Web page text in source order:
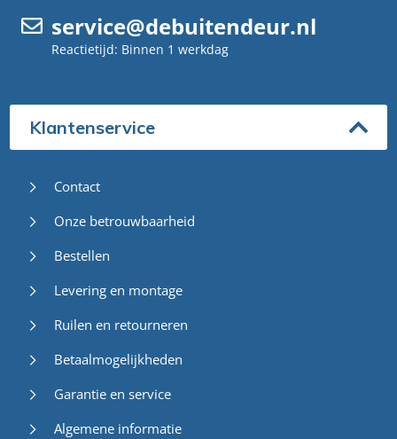
service@debuitendeur.nl
Reactietijd: Binnen 1 werkdag
Klantenservice
Contact
Onze betrouwbaarheid
Bestellen
Levering en montage
Ruilen en retourneren
Betaalmogelijkheden
Garantie en service
Algemene informatie